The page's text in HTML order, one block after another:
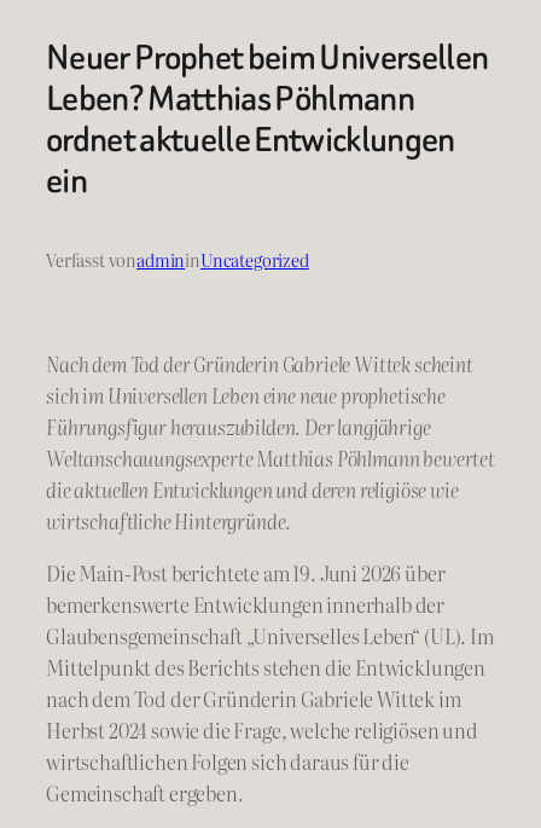
Neuer Prophet beim Universellen
Leben? Matthias Pöhlmann
ordnet aktuelle Entwicklungen
ein
Verfasst vonadmininUncategorized
Nach dem Tod der Gründerin Gabriele Wittek scheint
sich im Universellen Leben eine neue prophetische
Führungsfigur herauszubilden. Der langjährige
Weltanschauungsexperte Matthias Pöhlmann bewertet
die aktuellen Entwicklungen und deren religiöse wie
wirtschaftliche Hintergründe.
Die Main-Post berichtete am 19. Juni 2026 über
bemerkenswerte Entwicklungen innerhalb der
Glaubensgemeinschaft „Universelles Leben“ (UL). Im
Mittelpunkt des Berichts stehen die Entwicklungen
nach dem Tod der Gründerin Gabriele Wittek im
Herbst 2024 sowie die Frage, welche religiösen und
wirtschaftlichen Folgen sich daraus für die
Gemeinschaft ergeben.